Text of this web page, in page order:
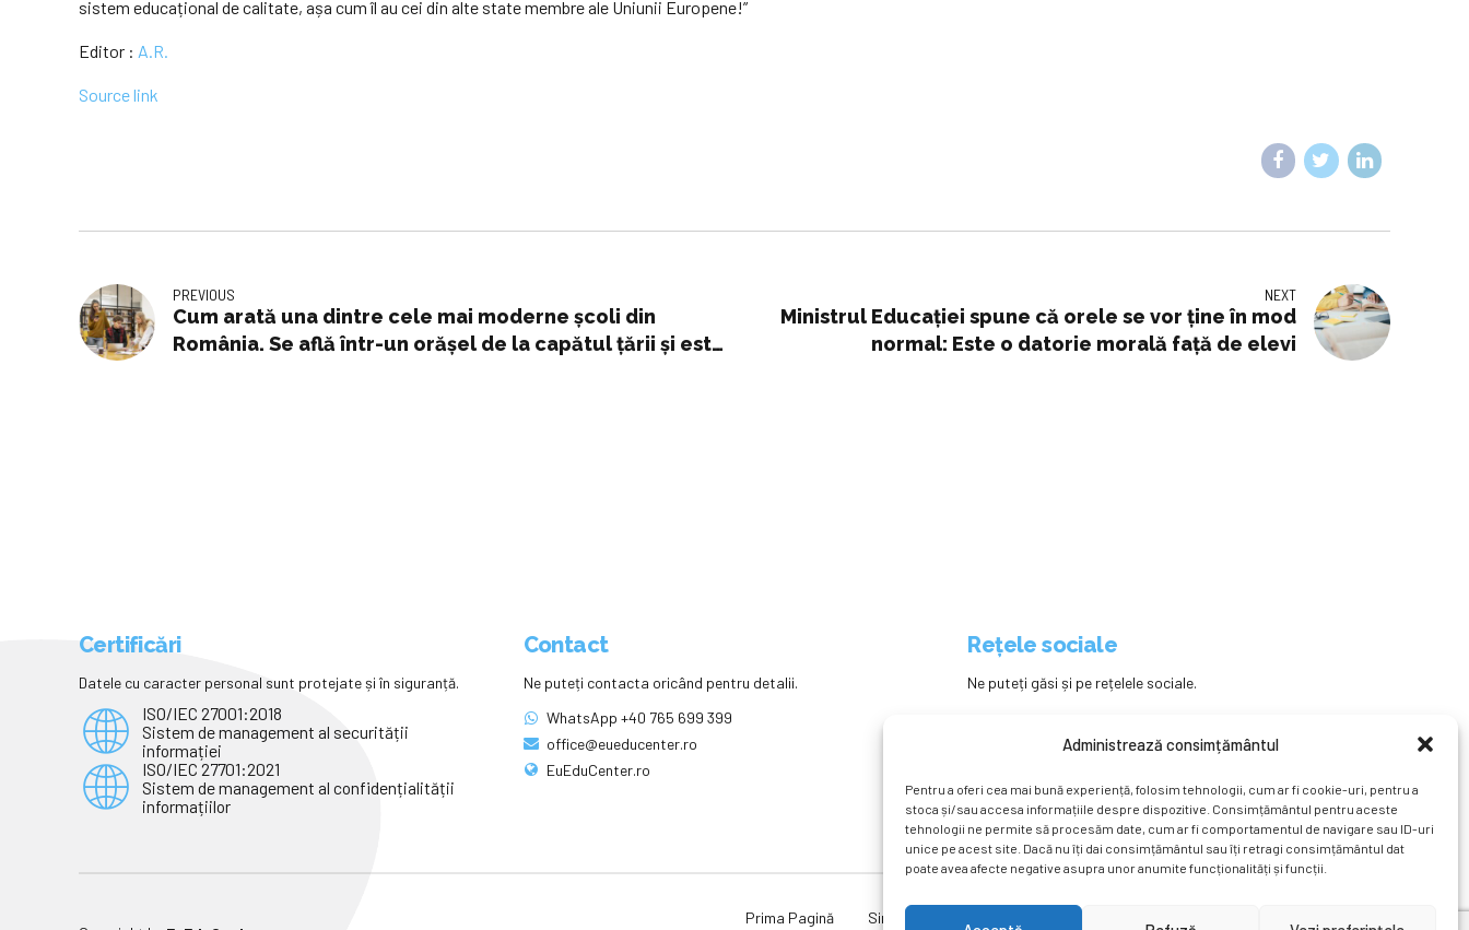
Administrează consimțământul
Pentru a oferi cea mai bună experiență, folosim tehnologii, cum ar fi cookie-uri, pentru a
stoca și/sau accesa informațiile despre dispozitive. Consimțământul pentru aceste
tehnologii ne permite să procesăm date, cum ar fi comportamentul de navigare sau ID-uri
unice pe acest site. Dacă nu îți dai consimțământul sau îți retragi consimțământul dat
poate avea afecte negative asupra unor anumite funcționalități și funcții.
sistem educațional de calitate, așa cum îl au cei din alte state membre ale Uniunii Europene!”
Editor : A.R.
Source link
PREVIOUS
Cum arată una dintre cele mai moderne școli din
România. Se află într-un orășel de la capătul țării și este
NEXT
Ministrul Educației spune că orele se vor ține în mod
normal: Este o datorie morală față de elevi
Certificări
Datele cu caracter personal sunt protejate și în siguranță.
ISO/IEC 27001:2018
Sistem de management al securității
informației
ISO/IEC 27701:2021
Sistem de management al confidențialității
informațiilor
Contact
Ne puteți contacta oricând pentru detalii.
WhatsApp +40 765 699 399
office@eueducenter.ro
EuEduCenter.ro
Rețele sociale
Ne puteți găsi și pe rețelele sociale.
Prima Pagină Simpozion Internațional